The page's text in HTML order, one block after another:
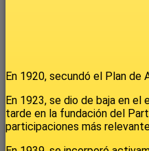
En 1920, secundó el Plan de
En 1923, se dio de baja en
tarde en la fundación del
participaciones más